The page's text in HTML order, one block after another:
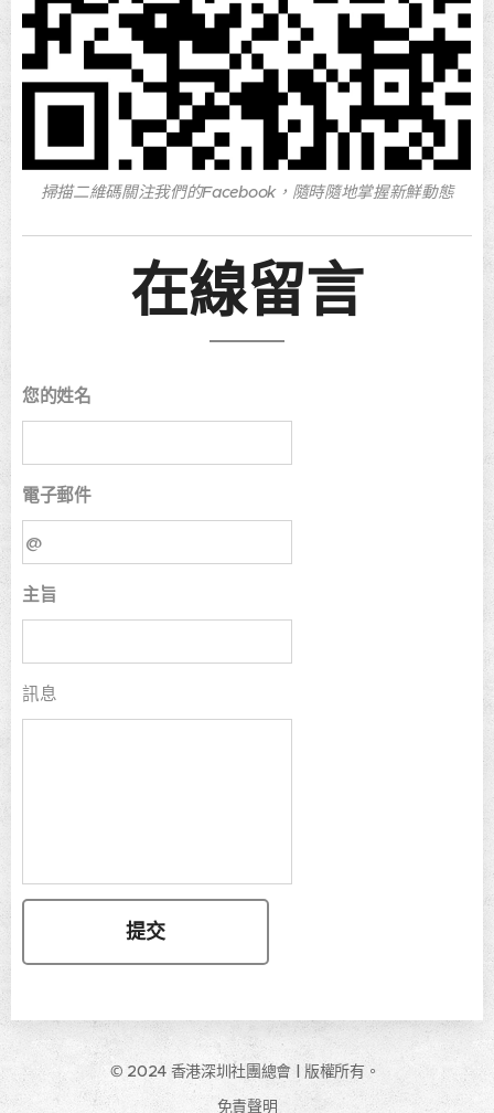
掃描二維碼關注我們的Facebook，隨時隨地掌握新鮮動態
在線留言
您的姓名
電子郵件
主旨
訊息
提交
© 2024 香港深圳社團總會 | 版權所有。
免責聲明